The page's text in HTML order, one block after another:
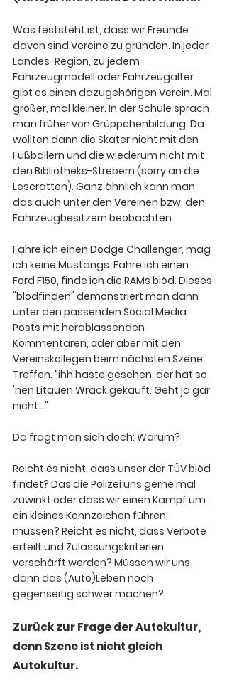
Was feststeht ist, dass wir Freunde
davon sind Vereine zu gründen. In jeder
Landes-Region, zu jedem
Fahrzeugmodell oder Fahrzeugalter
gibt es einen dazugehörigen Verein. Mal
größer, mal kleiner. In der Schule sprach
man früher von Grüppchenbildung. Da
wollten dann die Skater nicht mit den
Fußballern und die wiederum nicht mit
den Bibliotheks-Strebern (sorry an die
Leseratten). Ganz ähnlich kann man
das auch unter den Vereinen bzw. den
Fahrzeugbesitzern beobachten.
Fahre ich einen Dodge Challenger, mag
ich keine Mustangs. Fahre ich einen
Ford F150, finde ich die RAMs blöd. Dieses
"blödfinden" demonstriert man dann
unter den passenden Social Media
Posts mit herablassenden
Kommentaren, oder aber mit den
Vereinskollegen beim nächsten Szene
Treffen. "ihh haste gesehen, der hat so
'nen Litauen Wrack gekauft. Geht ja gar
nicht..."
Da fragt man sich doch: Warum?
Reicht es nicht, dass unser der TÜV blöd
findet? Das die Polizei uns gerne mal
zuwinkt oder dass wir einen Kampf um
ein kleines Kennzeichen führen
müssen? Reicht es nicht, dass Verbote
erteilt und Zulassungskriterien
verschärft werden? Müssen wir uns
dann das (Auto)Leben noch
gegenseitig schwer machen?
Zurück zur Frage der Autokultur,
denn Szene ist nicht gleich
Autokultur.